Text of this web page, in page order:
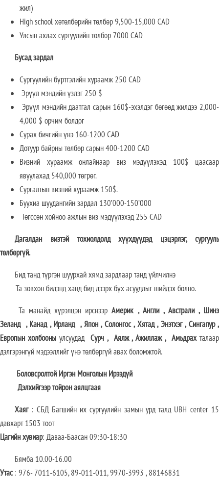
жил)
High school хөтөлбөрийн төлбөр 9,500-15,000 CAD
Улсын ахлах сургуулийн төлбөр 7000 CAD
Бусад зардал
Сургуулийн бүртгэлийн хураамж 250 CAD
Эрүүл мэндийн үзлэг 250 $
Эрүүл мэндийн даатгал сарын 160$-эхэлдэг бөгөөд жилдээ 2,000-
4,000 $ орчим болдог
Сурах бичгийн үнэ 160-1200 CAD
Дотуур байрны төлбөр сарын 400-1200 CAD
Визний хураамж онлайнаар виз мэдүүлэхэд 100$ цаасаар
явуулахад 540,000 төгрөг.
Сургалтын визний хураамж 150$.
Буухиа шуудангийн зардал 130’000-150’000
Төгссөн хойноо ажлын виз мэдүүлэхэд 255 CAD
Дагалдан визтэй тохиолдолд хүүхдүүдэд цэцэрлэг, сургууль
төлбөргүй.
Бид танд түргэн шуурхай хямд зардлаар танд үйлчилнэ
Та зөвхөн бидэнд ханд бид дээрх бүх асуудлыг шийдэх болно.
Та манайд хүрэлцэн ирснээр Америк, Англи ,Австрали ,Шинэ
Зеланд , Канад ,Ирланд , Япон, Солонгос,Хятад,Энэтхэг, Сингапур,
Европын холбооны улсуудад Сурч,Аялж,Ажиллаж, Амьдрахталаар
дэлгэрэнгүй мэдээллийг үнэ төлбөргүй авах боломжтой.
Боловсролтой Иргэн Монголын Ирээдүй
Дэлхийгээр тойрон аялцгаая
Хаяг: СБД Багшийн их сургуулийн замын урд талд UBH center 15
давхарт 1503 тоот
Цагийн хувиар: Даваа-Баасан 09:30-18:30
Бямба 10.00-16.00
Утас: 976- 7011-6105, 89-011-011, 9970-3993 , 88146831